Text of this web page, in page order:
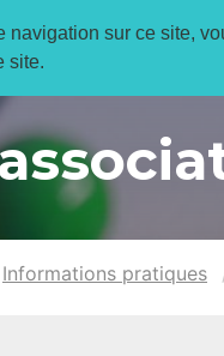
navigation sur ce site,
site.
Informations pratiques